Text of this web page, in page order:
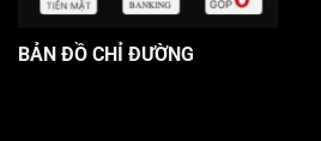
BẢN ĐỒ CHỈ ĐƯỜNG